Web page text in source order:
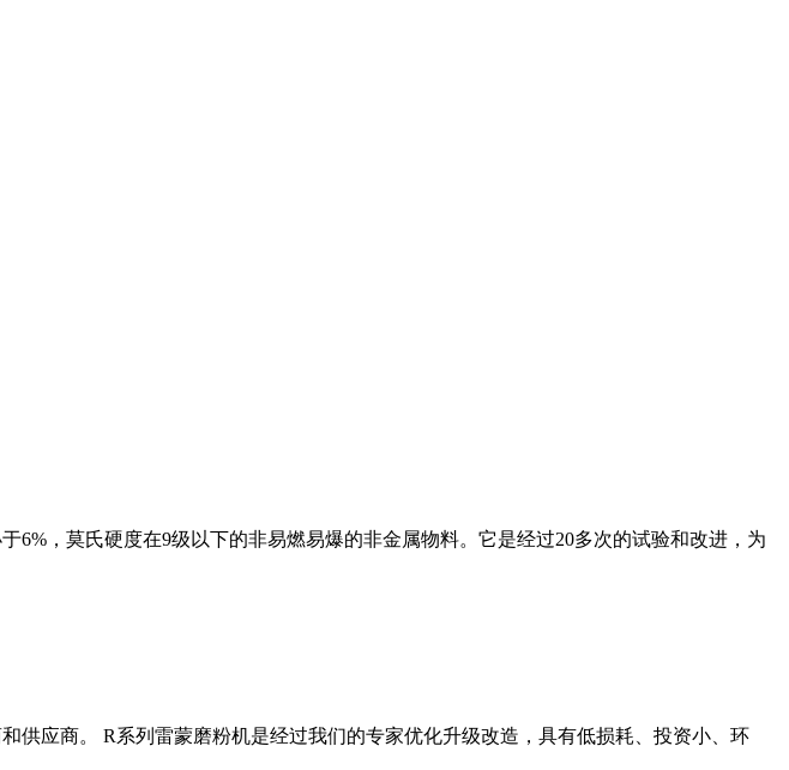
，莫氏硬度在9级以下的非易燃易爆的非金属物料。它是经过20多次的试验和改进，为
供应商。 R系列雷蒙磨粉机是经过我们的专家优化升级改造，具有低损耗、投资小、环